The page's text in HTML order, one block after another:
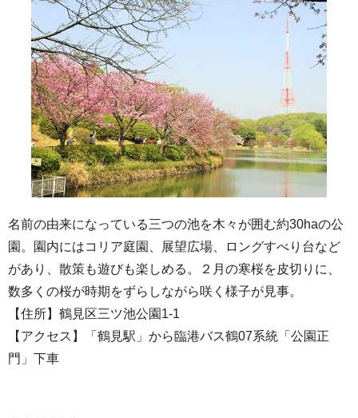
名前の由来になっている三つの池を木々が囲む約30haの公
園。園内にはコリア庭園、展望広場、ロングすべり台など
があり、散策も遊びも楽しめる。２月の寒桜を皮切りに、
数多くの桜が時期をずらしながら咲く様子が見事。
【住所】鶴見区三ツ池公園1-1
【アクセス】「鶴見駅」から臨港バス鶴07系統「公園正
門」下車